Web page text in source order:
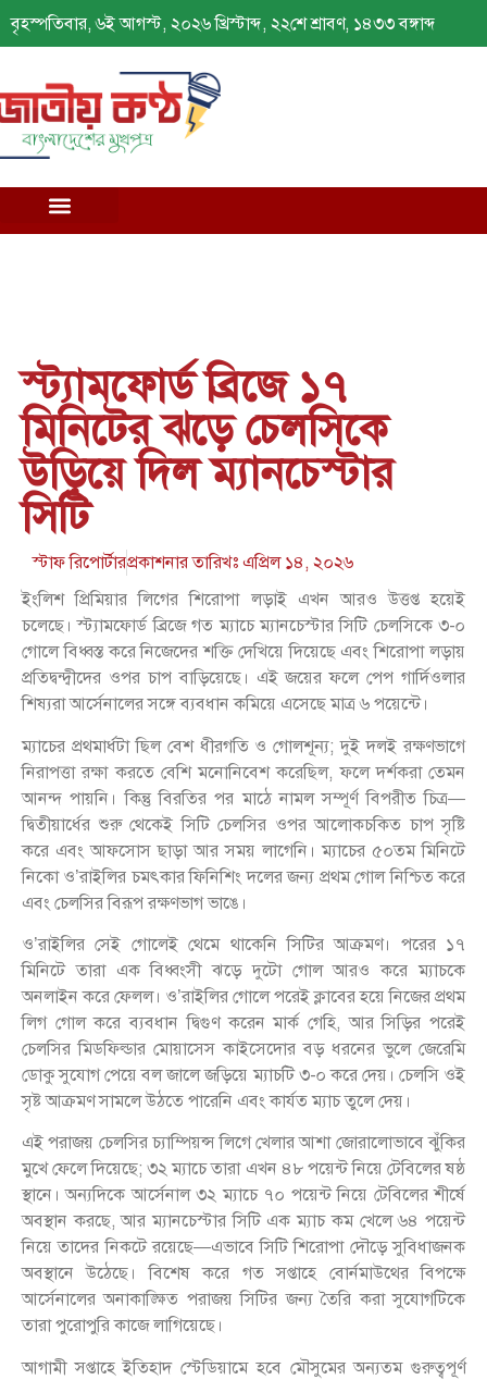
বৃহস্পতিবার, ৬ই আগস্ট, ২০২৬ খ্রিস্টাব্দ, ২২শে শ্রাবণ, ১৪৩৩ বঙ্গাব্দ
স্ট্যামফোর্ড ব্রিজে ১৭
মিনিটের ঝড়ে চেলসিকে
উড়িয়ে দিল ম্যানচেস্টার
সিটি
স্টাফ রিপোর্টারপ্রকাশনার তারিখঃএপ্রিল ১৪, ২০২৬
ইংলিশ প্রিমিয়ার লিগের শিরোপা লড়াই এখন আরও উত্তপ্ত হয়েই
চলেছে। স্ট্যামফোর্ড ব্রিজে গত ম্যাচে ম্যানচেস্টার সিটি চেলসিকে ৩-০
গোলে বিধ্বস্ত করে নিজেদের শক্তি দেখিয়ে দিয়েছে এবং শিরোপা লড়ায়
প্রতিদ্বন্দ্বীদের ওপর চাপ বাড়িয়েছে। এই জয়ের ফলে পেপ গার্দিওলার
শিষ্যরা আর্সেনালের সঙ্গে ব্যবধান কমিয়ে এসেছে মাত্র ৬ পয়েন্টে।
ম্যাচের প্রথমার্ধটা ছিল বেশ ধীরগতি ও গোলশূন্য; দুই দলই রক্ষণভাগে
নিরাপত্তা রক্ষা করতে বেশি মনোনিবেশ করেছিল, ফলে দর্শকরা তেমন
আনন্দ পায়নি। কিন্তু বিরতির পর মাঠে নামল সম্পূর্ণ বিপরীত চিত্র—
দ্বিতীয়ার্ধের শুরু থেকেই সিটি চেলসির ওপর আলোকচকিত চাপ সৃষ্টি
করে এবং আফসোস ছাড়া আর সময় লাগেনি। ম্যাচের ৫০তম মিনিটে
নিকো ও’রাইলির চমৎকার ফিনিশিং দলের জন্য প্রথম গোল নিশ্চিত করে
এবং চেলসির বিরূপ রক্ষণভাগ ভাঙে।
ও’রাইলির সেই গোলেই থেমে থাকেনি সিটির আক্রমণ। পরের ১৭
মিনিটে তারা এক বিধ্বংসী ঝড়ে দুটো গোল আরও করে ম্যাচকে
অনলাইন করে ফেলল। ও’রাইলির গোলে পরেই ক্লাবের হয়ে নিজের প্রথম
লিগ গোল করে ব্যবধান দ্বিগুণ করেন মার্ক গেহি, আর সিড়ির পরেই
চেলসির মিডফিল্ডার মোয়াসেস কাইসেদোর বড় ধরনের ভুলে জেরেমি
ডোকু সুযোগ পেয়ে বল জালে জড়িয়ে ম্যাচটি ৩-০ করে দেয়। চেলসি ওই
সৃষ্ট আক্রমণ সামলে উঠতে পারেনি এবং কার্যত ম্যাচ তুলে দেয়।
এই পরাজয় চেলসির চ্যাম্পিয়ন্স লিগে খেলার আশা জোরালোভাবে ঝুঁকির
মুখে ফেলে দিয়েছে; ৩২ ম্যাচে তারা এখন ৪৮ পয়েন্ট নিয়ে টেবিলের ষষ্ঠ
স্থানে। অন্যদিকে আর্সেনাল ৩২ ম্যাচে ৭০ পয়েন্ট নিয়ে টেবিলের শীর্ষে
অবস্থান করছে, আর ম্যানচেস্টার সিটি এক ম্যাচ কম খেলে ৬৪ পয়েন্ট
নিয়ে তাদের নিকটে রয়েছে—এভাবে সিটি শিরোপা দৌড়ে সুবিধাজনক
অবস্থানে উঠেছে। বিশেষ করে গত সপ্তাহে বোর্নমাউথের বিপক্ষে
আর্সেনালের অনাকাঙ্ক্ষিত পরাজয় সিটির জন্য তৈরি করা সুযোগটিকে
তারা পুরোপুরি কাজে লাগিয়েছে।
আগামী সপ্তাহে ইতিহাদ স্টেডিয়ামে হবে মৌসুমের অন্যতম গুরুত্বপূর্ণ